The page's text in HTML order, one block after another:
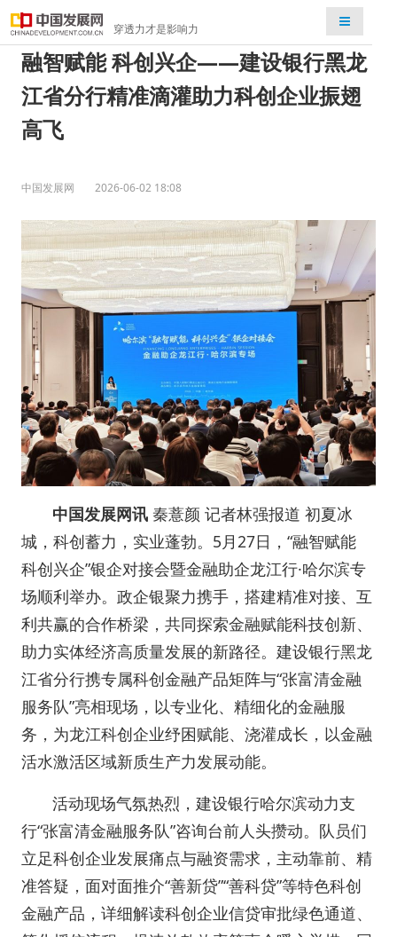
穿透力才是影响力
检索
融智赋能 科创兴企——建设银行黑龙
江省分行精准滴灌助力科创企业振翅
高飞
中国发展网 2026-06-02 18:08
中国发展网讯 秦薏颜 记者林强报道 初夏冰
城，科创蓄力，实业蓬勃。5月27日，“融智赋能
科创兴企”银企对接会暨金融助企龙江行·哈尔滨专
场顺利举办。政企银聚力携手，搭建精准对接、互
利共赢的合作桥梁，共同探索金融赋能科技创新、
助力实体经济高质量发展的新路径。建设银行黑龙
江省分行携专属科创金融产品矩阵与“张富清金融
服务队”亮相现场，以专业化、精细化的金融服
务，为龙江科创企业纾困赋能、浇灌成长，以金融
活水激活区域新质生产力发展动能。
活动现场气氛热烈，建设银行哈尔滨动力支
行“张富清金融服务队”咨询台前人头攒动。队员们
立足科创企业发展痛点与融资需求，主动靠前、精
准答疑，面对面推介“善新贷”“善科贷”等特色科创
金融产品，详细解读科创企业信贷审批绿色通道、